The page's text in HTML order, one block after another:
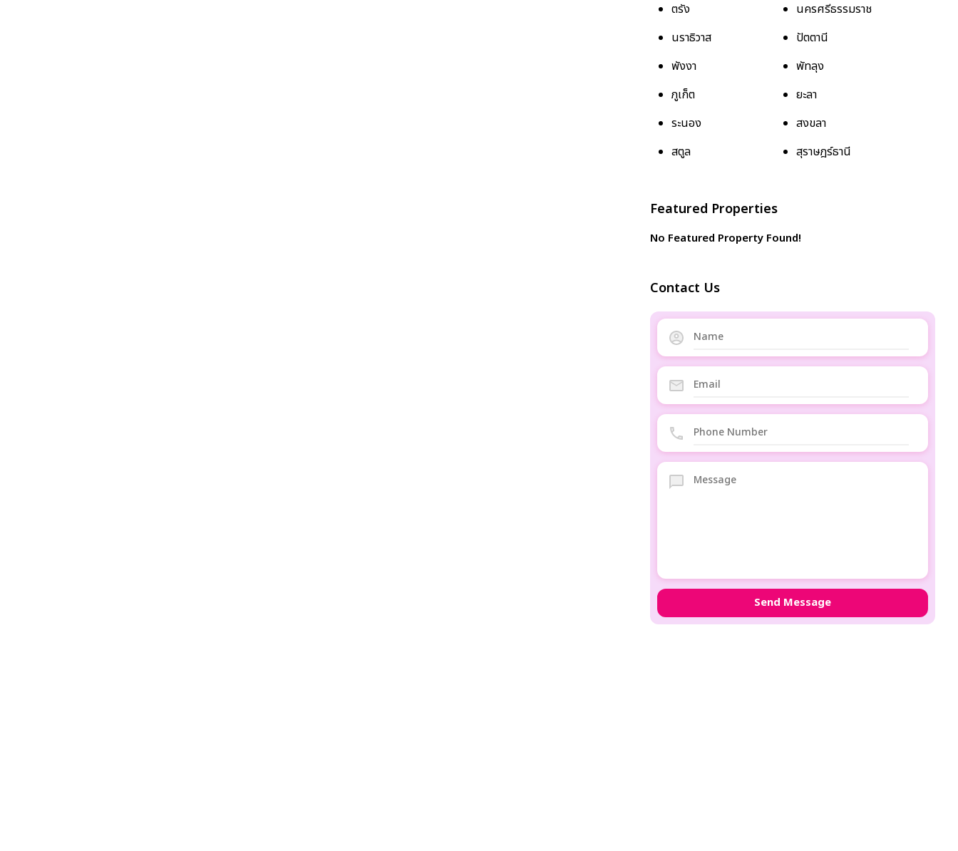
ตรัง
นครศรีธรรมราช
นราธิวาส
ปัตตานี
พังงา
พัทลุง
ภูเก็ต
ยะลา
ระนอง
สงขลา
สตูล
สุราษฎร์ธานี
Featured Properties
No Featured Property Found!
Contact Us